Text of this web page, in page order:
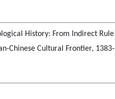
History: From Indirect Rule
Chinese Cultural Frontier, 1383-